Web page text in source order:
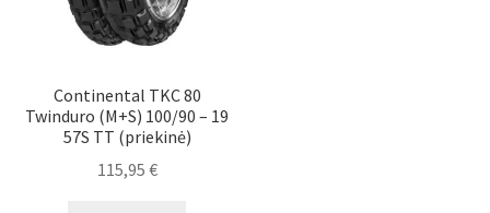
Continental TKC 80
Twinduro (M+S) 100/90 – 19
57S TT (priekinė)
115,95 €